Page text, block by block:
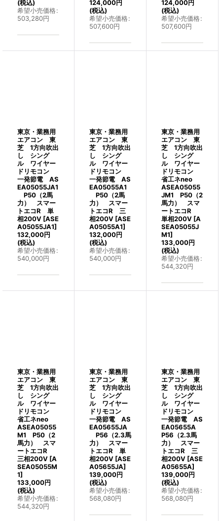
(税込)
希望小売価格:
503,280円
124,000円
(税込)
希望小売価格:
507,600円
124,000円
(税込)
希望小売価格:
507,600円
東京・業務用
エアコン 東
芝 1方向吹出
し シング
ル ワイヤー
ドリモコン
一発節電 AS
EA05055JA1
P50（2馬
力） スマー
トエコR 単
相200V [ASE
A05055JA1]
132,000円
(税込)
希望小売価格:
540,000円
東京・業務用
エアコン 東
芝 1方向吹出
し シング
ル ワイヤー
ドリモコン
一発節電 AS
EA05055A1
P50（2馬
力） スマー
トエコR 三
相200V [ASE
A05055A1]
132,000円
(税込)
希望小売価格:
540,000円
東京・業務用
エアコン 東
芝 1方向吹出
し シング
ル ワイヤー
ドリモコン
省工ネneo
ASEA05055
JM1 P50（2
馬力） スマ
ートエコR
単相200V [A
SEA05055J
M1]
133,000円
(税込)
希望小売価格:
544,320円
東京・業務用
エアコン 東
芝 1方向吹出
し シング
ル ワイヤー
ドリモコン
省工ネneo
ASEA05055
M1 P50（2
馬力） スマ
ートエコR
三相200V [A
SEA05055M
1]
133,000円
(税込)
希望小売価格:
544,320円
東京・業務用
エアコン 東
芝 1方向吹出
し シング
ル ワイヤー
ドリモコン
一発節電 AS
EA05655JA
P56（2.3馬
力） スマー
トエコR 単
相200V [ASE
A05655JA]
139,000円
(税込)
希望小売価格:
568,080円
東京・業務用
エアコン 東
芝 1方向吹出
し シング
ル ワイヤー
ドリモコン
一発節電 AS
EA05655A
P56（2.3馬
力） スマー
トエコR 三
相200V [ASE
A05655A]
139,000円
(税込)
希望小売価格:
568,080円